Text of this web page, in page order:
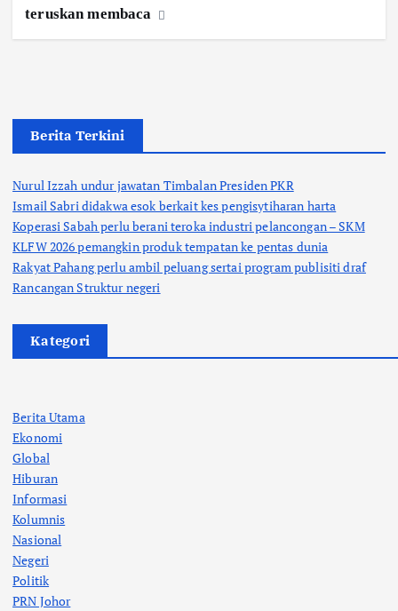
teruskan membaca
Berita Terkini
Nurul Izzah undur jawatan Timbalan Presiden PKR
Ismail Sabri didakwa esok berkait kes pengisytiharan harta
Koperasi Sabah perlu berani teroka industri pelancongan – SKM
KLFW 2026 pemangkin produk tempatan ke pentas dunia
Rakyat Pahang perlu ambil peluang sertai program publisiti draf
Rancangan Struktur negeri
Kategori
Berita Utama
Ekonomi
Global
Hiburan
Informasi
Kolumnis
Nasional
Negeri
Politik
PRN Johor